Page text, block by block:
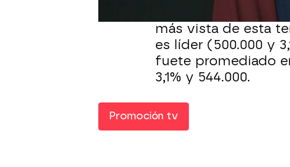
que ‘Madre’
más vista de esta
es líder (500.000 y
fuete promediado
3,1% y 544.000.
Promoción tv